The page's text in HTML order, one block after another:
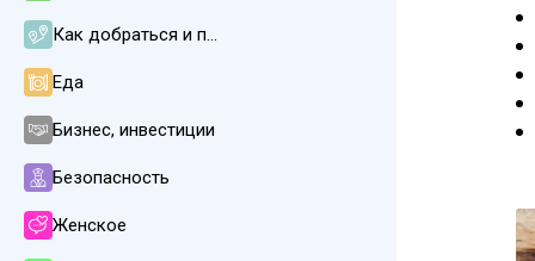
Как добраться и передвигаться
Еда
Бизнес, инвестиции
Безопасность
Женское